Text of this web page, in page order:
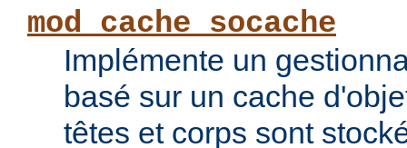
mod_cache_socache
Implémente un
basé sur un cache
têtes et corps sont